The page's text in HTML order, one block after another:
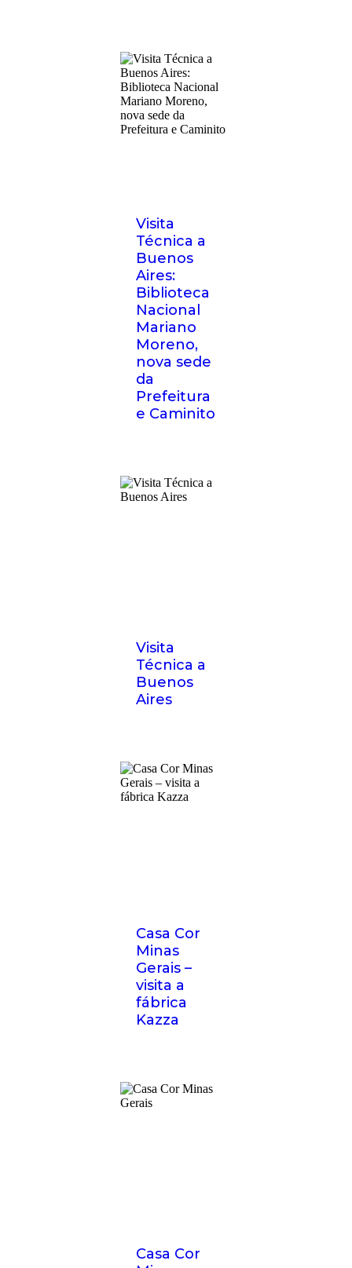
Visita
Técnica a
Buenos
Aires:
Biblioteca
Nacional
Mariano
Moreno,
nova sede
da
Prefeitura
e Caminito
Visita
Técnica a
Buenos
Aires
Casa Cor
Minas
Gerais –
visita a
fábrica
Kazza
Casa Cor